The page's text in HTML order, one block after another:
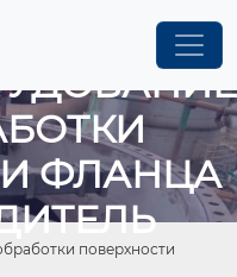
ФЛАНЦА
поверхности